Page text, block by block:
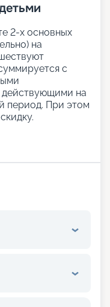
2-х основных
на
с
на
период. При этом